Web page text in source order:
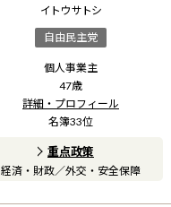
イトウ サトシ
自由民主党
個人事業主
47歳
詳細・プロフィール
名簿33位
重点政策
経済・財政／外交・安全保障